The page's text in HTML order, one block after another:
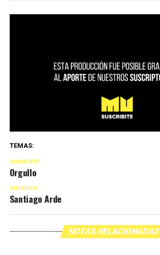
TEMAS:
SIGUIENTE
Orgullo
ANTERIOR
Santiago Arde
NOTAS RELACIONADAS